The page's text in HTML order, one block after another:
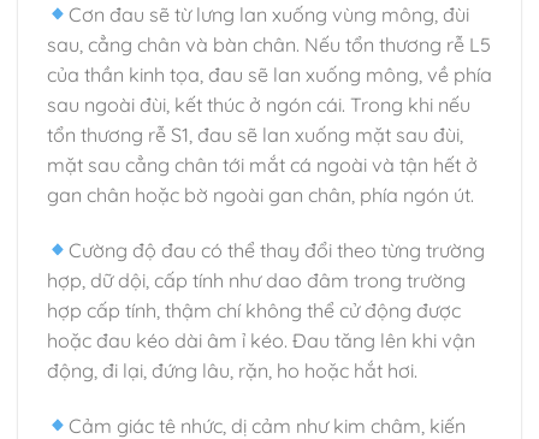
Cơn đau sẽ từ lưng lan xuống vùng mông, đùi
sau, cẳng chân và bàn chân. Nếu tổn thương rễ L5
của thần kinh tọa, đau sẽ lan xuống mông, về phía
sau ngoài đùi, kết thúc ở ngón cái. Trong khi nếu
tổn thương rễ S1, đau sẽ lan xuống mặt sau đùi,
mặt sau cẳng chân tới mắt cá ngoài và tận hết ở
gan chân hoặc bờ ngoài gan chân, phía ngón út.
Cường độ đau có thể thay đổi theo từng trường
hợp, dữ dội, cấp tính như dao đâm trong trường
hợp cấp tính, thậm chí không thể cử động được
hoặc đau kéo dài âm ỉ kéo. Đau tăng lên khi vận
động, đi lại, đứng lâu, rặn, ho hoặc hắt hơi.
Cảm giác tê nhức, dị cảm như kim châm, kiến